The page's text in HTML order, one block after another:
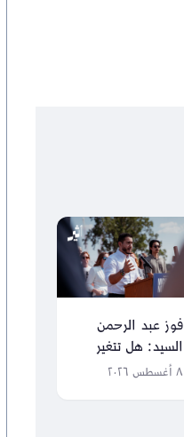
فوز عبد الرحمن
السيد: هل تتغير
بوصلة الحزب
٨ أغسطس ٢٠٢٦